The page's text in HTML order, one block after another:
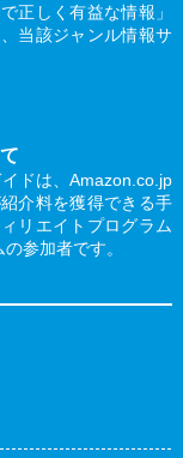
正しく有益な情報」
当該ジャンル情報サ
ドは、Amazon.co.jp
介料を獲得できる手
リエイトプログラム
参加者です。